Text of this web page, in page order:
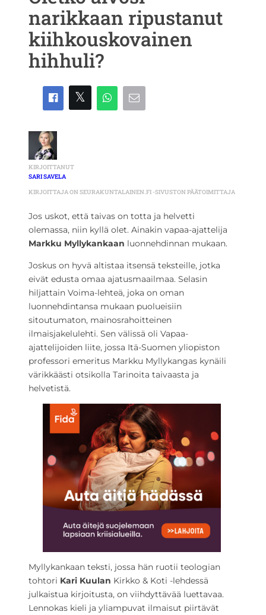
narikkaan ripustanut
kiihkouskovainen
hihhuli?
KIRJOITTANUT
SARI SAVELA
KIRJOITTAJA ON SEURAKUNTALAINEN.FI -SIVUSTON PÄÄTOIMITTAJA
Jos uskot, että taivas on totta ja helvetti
olemassa, niin kyllä olet. Ainakin vapaa-ajattelija
Markku Myllykankaan luonnehdinnan mukaan.
Joskus on hyvä altistaa itsensä teksteille, jotka
eivät edusta omaa ajatusmaailmaa. Selasin
hiljattain Voima-lehteä, joka on oman
luonnehdintansa mukaan puolueisiin
sitoutumaton, mainosrahoitteinen
ilmaisjakelulehti. Sen välissä oli Vapaa-
ajattelijoiden liite, jossa Itä-Suomen yliopiston
professori emeritus Markku Myllykangas kynäili
värikkäästi otsikolla Tarinoita taivaasta ja
helvetistä.
Myllykankaan teksti, jossa hän ruotii teologian
tohtori Kari Kuulan Kirkko & Koti -lehdessä
julkaistua kirjoitusta, on viihdyttävää luettavaa.
Lennokas kieli ja yliampuvat ilmaisut piirtävät